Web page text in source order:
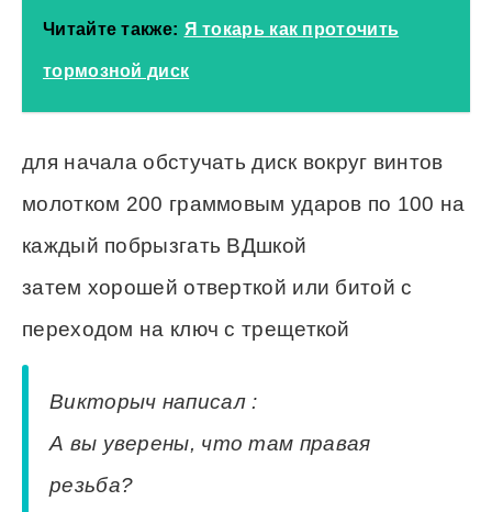
Читайте также: Я токарь как проточить
тормозной диск
для начала обстучать диск вокруг винтов
молотком 200 граммовым ударов по 100 на
каждый побрызгать ВДшкой
затем хорошей отверткой или битой с
переходом на ключ с трещеткой
Викторыч написал :
А вы уверены, что там правая
резьба?